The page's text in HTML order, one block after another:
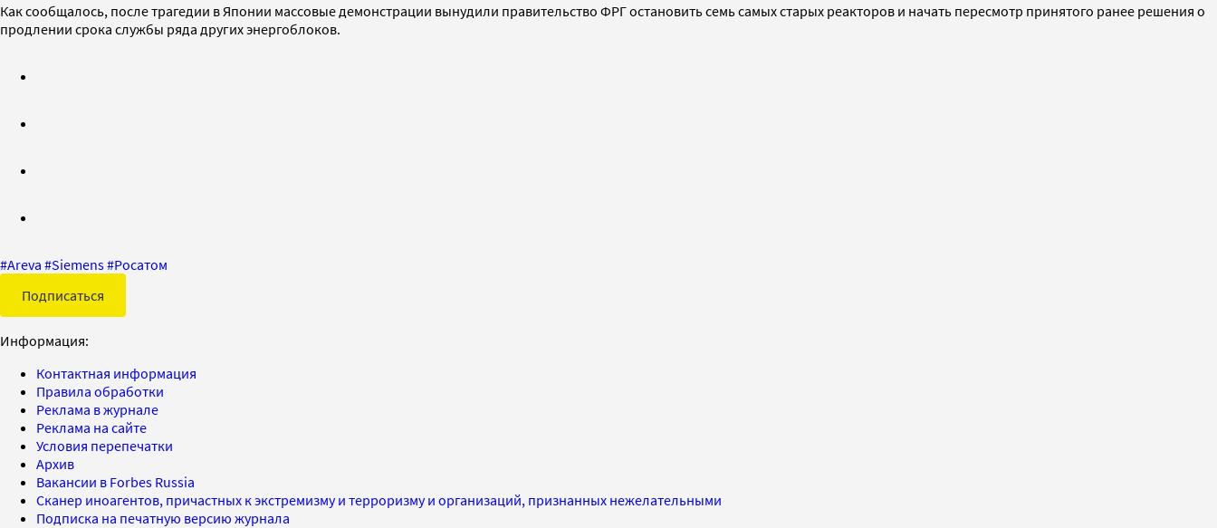
Как сообщалось, после трагедии в Японии массовые демонстрации вынудили правительство ФРГ остановить семь самых старых реакторов и начать пересмотр принятого ранее решения о
продлении срока службы ряда других энергоблоков.
#Areva #Siemens#Росатом
Подписаться
Информация:
Контактная информация
Правила обработки
Реклама в журнале
Реклама на сайте
Условия перепечатки
Архив
Вакансии в Forbes Russia
Сканер иноагентов, причастных к экстремизму и терроризму и организаций, признанных нежелательными
Подписка на печатную версию журнала